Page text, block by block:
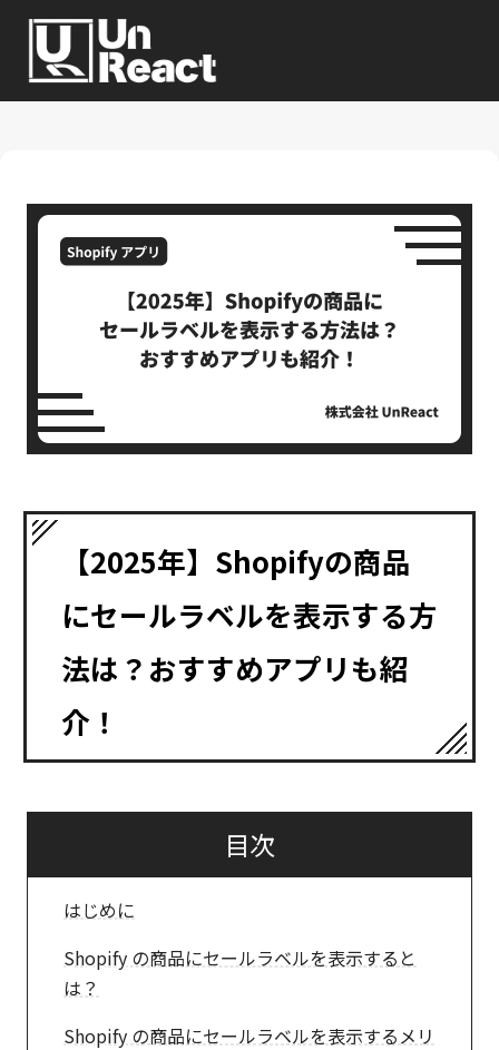
【2025年】Shopifyの商品
にセールラベルを表示する方
法は？おすすめアプリも紹
介！
目次
はじめに
Shopify の商品にセールラベルを表示すると
は？
Shopify の商品にセールラベルを表示するメリ